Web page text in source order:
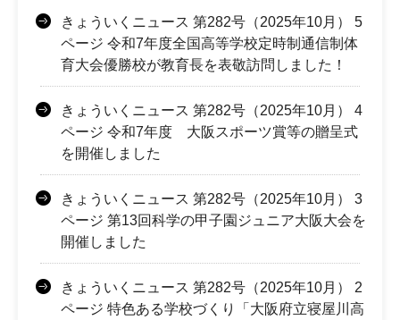
きょういくニュース 第282号（2025年10月） 5
ページ 令和7年度全国高等学校定時制通信制体
育大会優勝校が教育長を表敬訪問しました！
きょういくニュース 第282号（2025年10月） 4
ページ 令和7年度 大阪スポーツ賞等の贈呈式
を開催しました
きょういくニュース 第282号（2025年10月） 3
ページ 第13回科学の甲子園ジュニア大阪大会を
開催しました
きょういくニュース 第282号（2025年10月） 2
ページ 特色ある学校づくり「大阪府立寝屋川高